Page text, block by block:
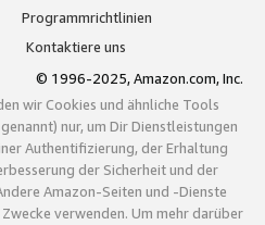
Programmrichtlinien
Kontaktiere uns
© 1996-2025, Amazon.com, Inc.
wir Cookies und ähnliche Tools
nur, um Dir Dienstleistungen
Authentifizierung, der Erhaltung
der Sicherheit und der
Amazon-Seiten und -Dienste
verwenden. Um mehr darüber